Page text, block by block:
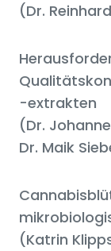
(Dr.
-extrakten
(Dr.
Dr. Maik
(Katrin